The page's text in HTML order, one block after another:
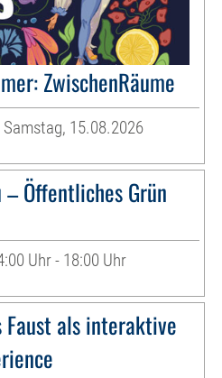
ZwischenRäume
15.08.2026
– Öffentliches Grün
Uhr - 18:00 Uhr
Faust als interaktive